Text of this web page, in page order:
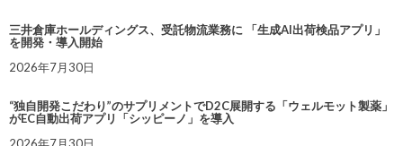
三井倉庫ホールディングス、受託物流業務に 「生成AI出荷検品アプリ」
を開発・導入開始
2026年7月30日
“独自開発こだわり”のサプリメントでD2C展開する「ウェルモット製薬」
がEC自動出荷アプリ「シッピーノ」を導入